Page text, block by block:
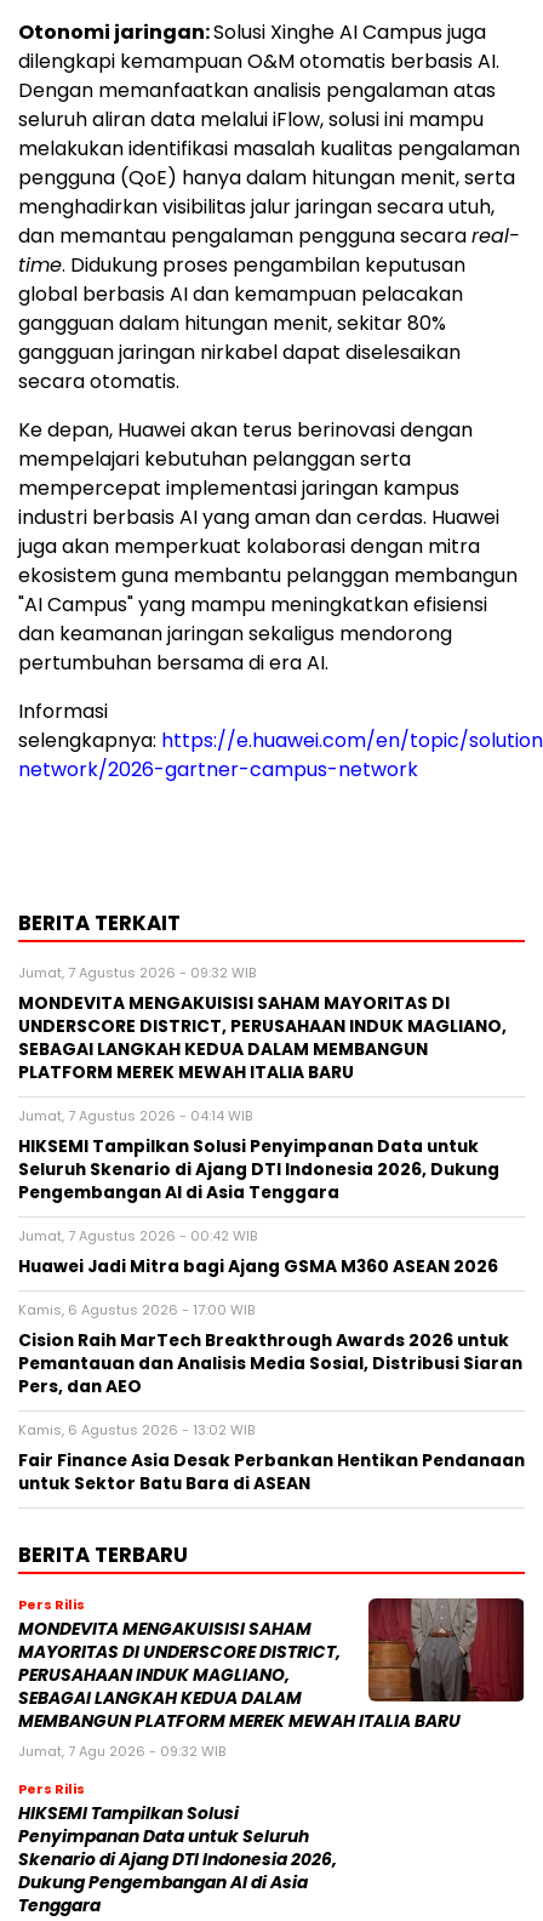
Otonomi jaringan:Solusi Xinghe AI Campus juga
dilengkapi kemampuan O&M otomatis berbasis AI.
Dengan memanfaatkan analisis pengalaman atas
seluruh aliran data melalui iFlow, solusi ini mampu
melakukan identifikasi masalah kualitas pengalaman
pengguna (QoE) hanya dalam hitungan menit, serta
menghadirkan visibilitas jalur jaringan secara utuh,
dan memantau pengalaman pengguna secarareal-
time. Didukung proses pengambilan keputusan
global berbasis AI dan kemampuan pelacakan
gangguan dalam hitungan menit, sekitar 80%
gangguan jaringan nirkabel dapat diselesaikan
secara otomatis.
Ke depan, Huawei akan terus berinovasi dengan
mempelajari kebutuhan pelanggan serta
mempercepat implementasi jaringan kampus
industri berbasis AI yang aman dan cerdas. Huawei
juga akan memperkuat kolaborasi dengan mitra
ekosistem guna membantu pelanggan membangun
"AI Campus" yang mampu meningkatkan efisiensi
dan keamanan jaringan sekaligus mendorong
pertumbuhan bersama di era AI.
Informasi
selengkapnya: https://e.huawei.com/en/topic/
network/2026-gartner-campus-network
BERITA TERKAIT
Jumat, 7 Agustus 2026 - 09:32 WIB
MONDEVITA MENGAKUISISI SAHAM MAYORITAS DI
UNDERSCORE DISTRICT, PERUSAHAAN INDUK MAGLIANO,
SEBAGAI LANGKAH KEDUA DALAM MEMBANGUN
PLATFORM MEREK MEWAH ITALIA BARU
Jumat, 7 Agustus 2026 - 04:14 WIB
HIKSEMI Tampilkan Solusi Penyimpanan Data untuk
Seluruh Skenario di Ajang DTI Indonesia 2026, Dukung
Pengembangan AI di Asia Tenggara
Jumat, 7 Agustus 2026 - 00:42 WIB
Huawei Jadi Mitra bagi Ajang GSMA M360 ASEAN 2026
Kamis, 6 Agustus 2026 - 17:00 WIB
Cision Raih MarTech Breakthrough Awards 2026 untuk
Pemantauan dan Analisis Media Sosial, Distribusi Siaran
Pers, dan AEO
Kamis, 6 Agustus 2026 - 13:02 WIB
Fair Finance Asia Desak Perbankan Hentikan Pendanaan
untuk Sektor Batu Bara di ASEAN
BERITA TERBARU
Pers Rilis
MONDEVITA MENGAKUISISI SAHAM
MAYORITAS DI UNDERSCORE DISTRICT,
PERUSAHAAN INDUK MAGLIANO,
SEBAGAI LANGKAH KEDUA DALAM
MEMBANGUN PLATFORM MEREK MEWAH ITALIA BARU
Jumat, 7 Agu 2026 - 09:32 WIB
Pers Rilis
HIKSEMI Tampilkan Solusi
Penyimpanan Data untuk Seluruh
Skenario di Ajang DTI Indonesia 2026,
Dukung Pengembangan AI di Asia
Tenggara